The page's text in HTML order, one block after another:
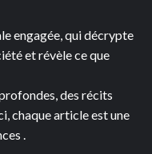
engagée, qui décrypte
et révèle ce que
des récits
chaque article est une
.